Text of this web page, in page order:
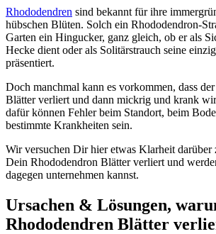
Rhododendren sind bekannt für ihre
hübschen Blüten. Solch ein Rhododendron-
Garten ein Hingucker, ganz gleich, ob er als
Hecke dient oder als Solitärstrauch seine
präsentiert.
Doch manchmal kann es vorkommen, dass
Blätter verliert und dann mickrig und krank
dafür können Fehler beim Standort, beim
bestimmte Krankheiten sein.
Wir versuchen Dir hier etwas Klarheit darüber
Dein Rhododendron Blätter verliert und
dagegen unternehmen kannst.
Ursachen & Lösungen,
Rhododendren Blätter